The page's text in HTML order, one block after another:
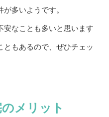
多いようです。
安なことも多いと思います
ともあるので、ぜひチェッ
メリット